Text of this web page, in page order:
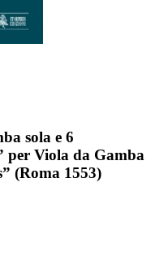
sola e 6
per Viola da Gamba
(Roma 1553)